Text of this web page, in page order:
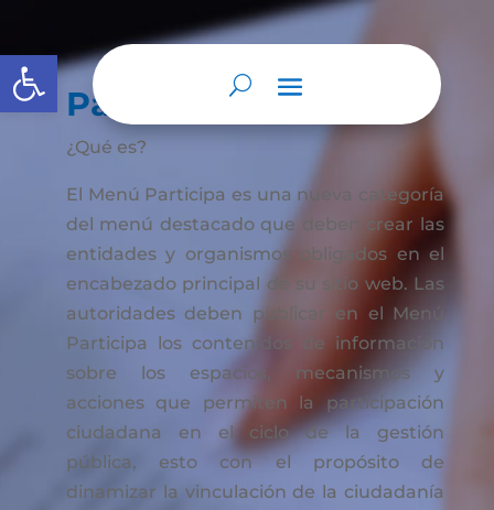
Abrir barra de herramientas
Participa
¿Qué es?
El Menú Participa es una nueva categoría
del menú destacado que deben crear las
entidades y organismos obligados en el
encabezado principal de su sitio web. Las
autoridades deben publicar en el Menú
Participa los contenidos de información
sobre los espacios, mecanismos y
acciones que permiten la participación
ciudadana en el ciclo de la gestión
pública, esto con el propósito de
dinamizar la vinculación de la ciudadanía